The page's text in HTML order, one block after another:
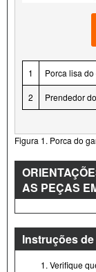
1 Porca lisa do
2 Prendedor
Figura 1. Porca do
AS PEÇAS
Instruções
Verifique